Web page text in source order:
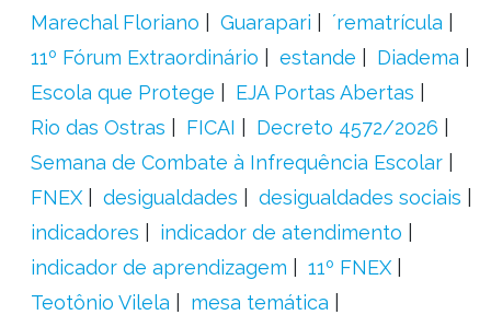
Marechal Floriano
Guarapari
´rematrícula
11º Fórum Extraordinário
estande
Diadema
Escola que Protege
EJA Portas Abertas
Rio das Ostras
FICAI
Decreto 4572/2026
Semana de Combate à Infrequência Escolar
FNEX
desigualdades
desigualdades sociais
indicadores
indicador de atendimento
indicador de aprendizagem
11º FNEX
Teotônio Vilela
mesa temática